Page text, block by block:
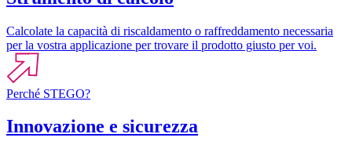
Calcolate la capacità di riscaldamento o raffreddamento necessaria
per la vostra applicazione per trovare il prodotto giusto per voi.
Perché STEGO?
Innovazione e sicurezza